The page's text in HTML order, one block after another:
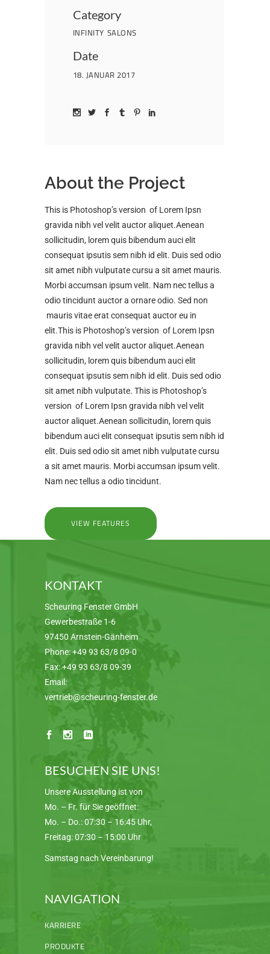
Category
INFINITY SALONS
Date
18. JANUAR 2017
About the Project
This is Photoshop’s version of Lorem Ipsn
gravida nibh vel velit auctor aliquet.Aenean
sollicitudin, lorem quis bibendum auci elit
consequat ipsutis sem nibh id elit. Duis sed odio
sit amet nibh vulputate cursu a sit amet mauris.
Morbi accumsan ipsum velit. Nam nec tellus a
odio tincidunt auctor a ornare odio. Sed non
mauris vitae erat consequat auctor eu in
elit.This is Photoshop’s version of Lorem Ipsn
gravida nibh vel velit auctor aliquet.Aenean
sollicitudin, lorem quis bibendum auci elit
consequat ipsutis sem nibh id elit. Duis sed odio
sit amet nibh vulputate. This is Photoshop’s
version of Lorem Ipsn gravida nibh vel velit
auctor aliquet.Aenean sollicitudin, lorem quis
bibendum auci elit consequat ipsutis sem nibh id
elit. Duis sed odio sit amet nibh vulputate cursu
a sit amet mauris. Morbi accumsan ipsum velit.
Nam nec tellus a odio tincidunt.
VIEW FEATURES
KONTAKT
Scheuring Fenster GmbH
Gewerbestraße 1-6
97450 Arnstein-Gänheim
Phone:+49 93 63/8 09-0
Fax:+49 93 63/8 09-39
Email:
vertrieb@scheuring-fenster.de
BESUCHEN SIE UNS!
Unsere Ausstellung ist von
Mo. – Fr. für Sie geöffnet:
Mo. – Do.: 07:30 – 16:45 Uhr,
Freitag: 07:30 – 15:00 Uhr
Samstag nach Vereinbarung!
NAVIGATION
KARRIERE
PRODUKTE